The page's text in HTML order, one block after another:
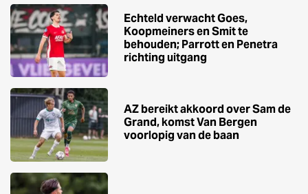
Echteld verwacht Goes,
Koopmeiners en Smit te
behouden; Parrott en Penetra
richting uitgang
AZ bereikt akkoord over Sam de
Grand, komst Van Bergen
voorlopig van de baan